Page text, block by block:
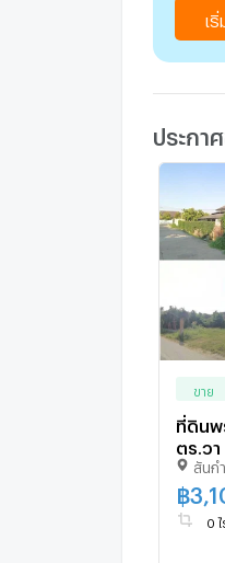
เริ่
ประกา
ขาย
ที่ดินพ
ตร.วา
เชียง
สันก
฿
0 ไ